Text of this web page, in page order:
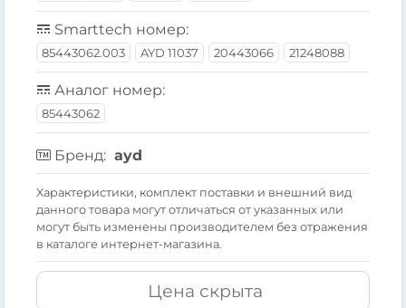
Smarttech номер:
85443062.003 AYD 11037 20443066 21248088
Аналог номер:
85443062
Бренд: ayd
Xарактеристики, комплект поставки и внешний вид
данного товара могут отличаться от указанных или
могут быть изменены производителем без отражения
в каталоге интернет-магазина.
Цена скрыта